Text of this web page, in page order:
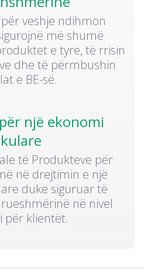
veshje ndihmon
më shumë
e tyre, të rrisin
dhe të përmbushin
e BE-së.
një ekonomi
të Produkteve për
në drejtimin e një
duke siguruar të
në nivel
për klientët.